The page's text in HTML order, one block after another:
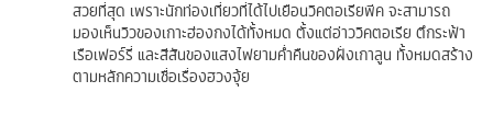
สวยที่สุด เพราะนักท่องเที่ยวที่ได้ไปเยือนวิคตอเรียพีค จะสามารถ
มองเห็นวิวของเกาะฮ่องกงได้ทั้งหมด ตั้งแต่อ่าววิคตอเรีย ตึกระฟ้า
เรือเฟอร์รี่ และสีสันของแสงไฟยามค่ำคืนของฝั่งเกาลูน ทั้งหมดสร้าง
ตามหลักความเชื่อเรื่องฮวงจุ้ย